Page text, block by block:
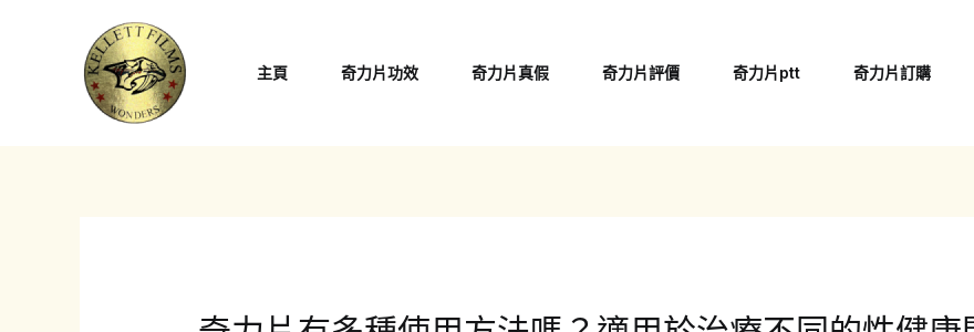
主頁 奇力片功效 奇力片真假 奇力片評價 奇力片ptt 奇力片訂購